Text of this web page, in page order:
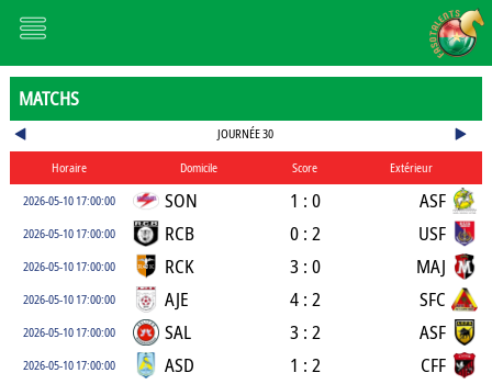
MATCHS
JOURNÉE 30
Horaire Domicile Score
Extérieur
2026-05-10 17:00:00
SON 1 : 0 ASF
2026-05-10 17:00:00 RCB 0 : 2 USF
2026-05-10 17:00:00 RCK 3 : 0 MAJ
2026-05-10 17:00:00 AJE 4 : 2 SFC
2026-05-10 17:00:00 SAL 3 : 2 ASF
2026-05-10 17:00:00 ASD 1 : 2 CFF